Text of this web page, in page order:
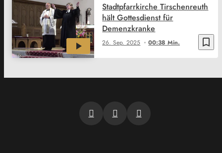
bookmark_border
26. Sep. 2025 00:38 Min.
Stadtpfarrkirche Tirschenreuth
hält Gottesdienst für
Demenzkranke